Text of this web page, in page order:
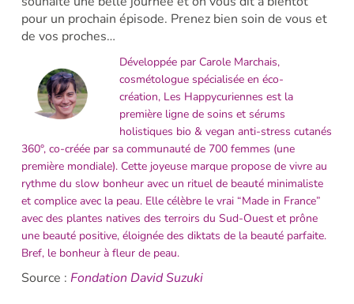
pour un prochain épisode. Prenez bien soin de vous et
de vos proches…
Développée par Carole Marchais,
cosmétologue spécialisée en éco-
création, Les Happycuriennes est la
première ligne de soins et sérums
holistiques bio & vegan anti-stress cutanés
360°, co-créée par sa communauté de 700 femmes (une
première mondiale). Cette joyeuse marque propose de vivre au
rythme du slow bonheur avec un rituel de beauté minimaliste
et complice avec la peau. Elle célèbre le vrai “Made in France”
avec des plantes natives des terroirs du Sud-Ouest et prône
une beauté positive, éloignée des diktats de la beauté parfaite.
Bref, le bonheur à fleur de peau.
Source : Fondation David Suzuki